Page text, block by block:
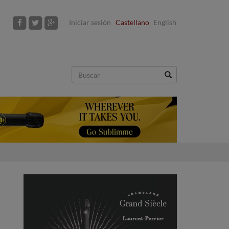
Iniciar sesión Castellano English